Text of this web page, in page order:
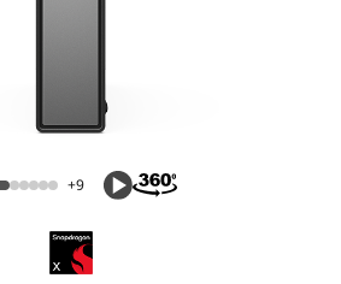
Neo 50q
+9